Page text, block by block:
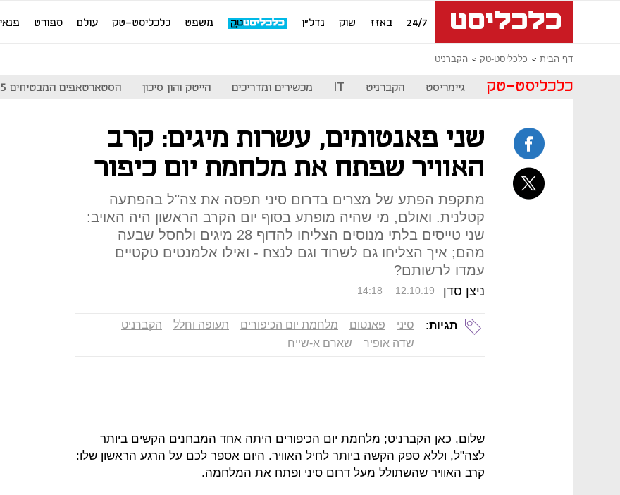
24/7 באזז שוק נדל"ן משפט כלכליסט-טק עולם ספורט פנאי
דף הבית כלכליסט-טק הקברניט
כלכליסט-טק גיימריסט הקברניט IT מכשירים ומדריכים הייטק והון סיכון הסטארטאפים המבטיחים 25
שני פאנטומים, עשרות מיגים: קרב
האוויר שפתח את מלחמת יום כיפור
מתקפת הפתע של מצרים בדרום סיני תפסה את צה"ל בהפתעה
קטלנית. ואולם, מי שהיה מופתע בסוף יום הקרב הראשון היה האויב:
שני טייסים בלתי מנוסים הצליחו להדוף 28 מיגים ולחסל שבעה
מהם; איך הצליחו גם לשרוד וגם לנצח - ואילו אלמנטים טקטיים
עמדו לרשותם?
ניצן סדן 14:18 12.10.19
תגיות: סיני פאנטום מלחמת יום הכיפורים תעופה וחלל
הקברניט
שדה אופיר
שארם א-שייח
שלום, כאן הקברניט; מלחמת יום הכיפורים היתה אחד המבחנים הקשים ביותר
לצה"ל, וללא ספק הקשה ביותר לחיל האוויר. היום אספר לכם על הרגע הראשון שלו:
קרב האוויר שהשתולל מעל דרום סיני ופתח את המלחמה.